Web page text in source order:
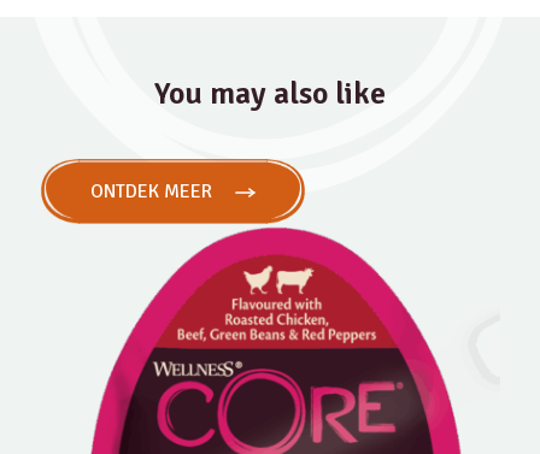
You may also like
ONTDEK MEER